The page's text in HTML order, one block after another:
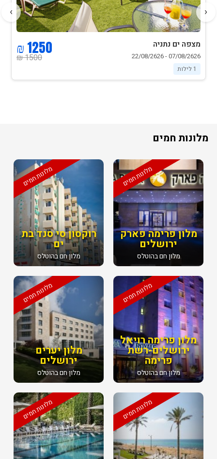
מצפה ים נתניה
07/08/2626 - 22/08/2626
1 לילות
1500 ₪
1250 ₪
‹
›
מלונות חמים
מלונות חמים
רוקסון סי סנד בת
ים
מלון חם בהוטלס
מלונות חמים
מלון פרימה פארק
ירושלים
מלון חם בהוטלס
מלונות חמים
מלון יערים
ירושלים
מלון חם בהוטלס
מלונות חמים
מלון פרימה רויאל
ירושלים-רשת
פרימה
מלון חם בהוטלס
מלונות חמים מלונות חמים